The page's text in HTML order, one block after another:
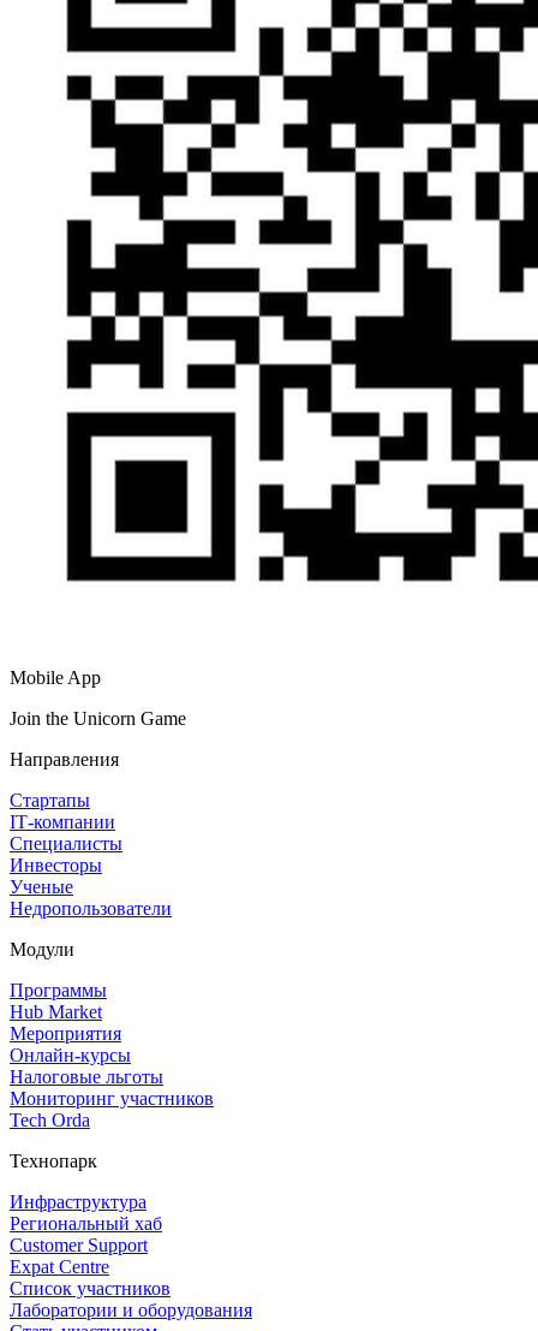
Mobile App
Join the Unicorn Game
Направления
Стартапы
IT‑компании
Специалисты
Инвесторы
Ученые
Недропользователи
Модули
Программы
Hub Market
Мероприятия
Онлайн‑курсы
Налоговые льготы
Мониторинг участников
Tech Orda
Технопарк
Инфраструктура
Региональный хаб
Customer Support
Expat Centre
Список участников
Лаборатории и оборудования